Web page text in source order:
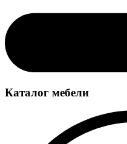
Каталог мебели